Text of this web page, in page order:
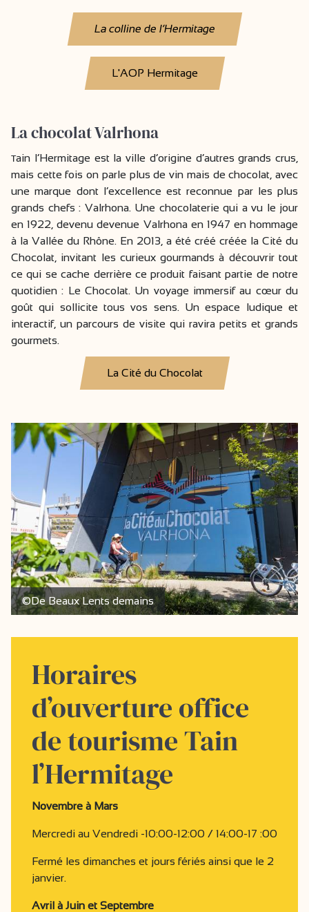
La colline de l’Hermitage
L'AOP Hermitage
La chocolat Valrhona
Tain l’Hermitage est la ville d’origine d’autres grands crus,
mais cette fois on parle plus de vin mais de chocolat, avec
une marque dont l’excellence est reconnue par les plus
grands chefs : Valrhona. Une chocolaterie qui a vu le jour
en 1922, devenu devenue Valrhona en 1947 en hommage
à la Vallée du Rhône. En 2013, a été créé créée la Cité du
Chocolat, invitant les curieux gourmands à découvrir tout
ce qui se cache derrière ce produit faisant partie de notre
quotidien : Le Chocolat. Un voyage immersif au cœur du
goût qui sollicite tous vos sens. Un espace ludique et
interactif, un parcours de visite qui ravira petits et grands
gourmets.
La Cité du Chocolat
©De Beaux Lents demains
Horaires
d’ouverture office
de tourisme Tain
l’Hermitage
Novembre à Mars
Mercredi au Vendredi -10:00-12:00 / 14:00-17 :00
Fermé les dimanches et jours fériés ainsi que le 2
janvier.
Avril à Juin et Septembre